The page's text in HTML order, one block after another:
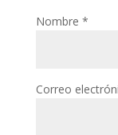
Nombre *
Correo